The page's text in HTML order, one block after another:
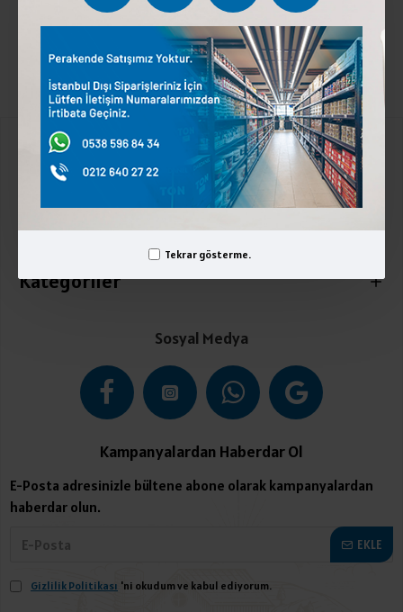
Tekrar gösterme.
Kurumsal
Kategoriler
Sosyal Medya
Kampanyalardan Haberdar Ol
E-Posta adresinizle bültene abone olarak kampanyalardan
haberdar olun.
EKLE
Gizlilik Politikası 'ni okudum ve kabul ediyorum.